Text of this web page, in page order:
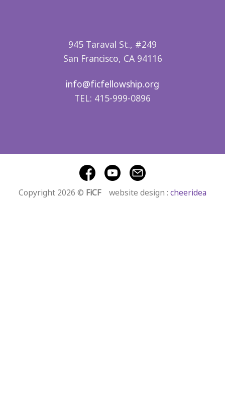
945 Taraval St., #249
San Francisco, CA 94116
info@ficfellowship.org
TEL: 415-999-0896
Copyright 2026 © FiCFwebsite design : cheeridea